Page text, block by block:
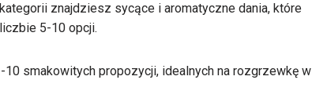
znajdziesz sycące i aromatyczne dania, które
5-10 opcji.
smakowitych propozycji, idealnych na rozgrzewkę w